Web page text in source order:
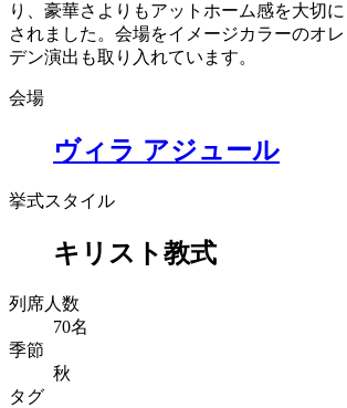
り、豪華さよりもアットホーム感を大切
されました。会場をイメージカラーのオ
デン演出も取り入れています。
会場
ヴィラ アジュール
挙式スタイル
キリスト教式
列席人数
70名
季節
秋
タグ